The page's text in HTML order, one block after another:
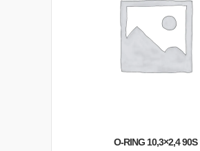
O-RING 10,3×2,4 90S